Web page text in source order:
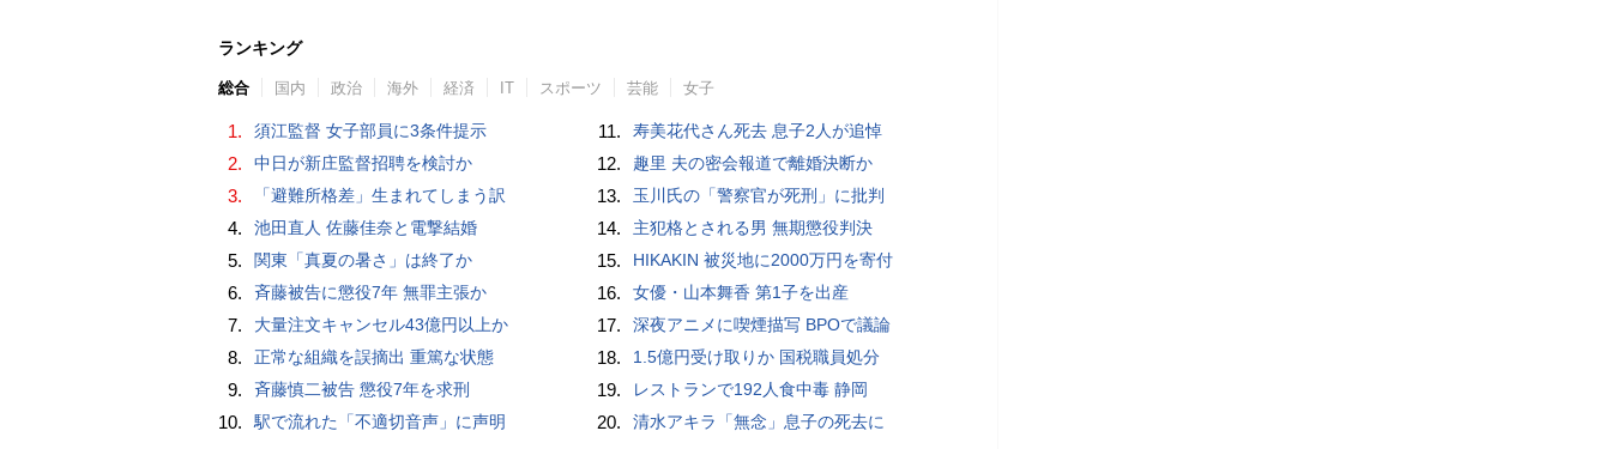
ランキング
総合 国内 政治 海外 経済 IT スポーツ 芸能 女子
1. 須江監督 女子部員に3条件提示
2. 中日が新庄監督招聘を検討か
3. 「避難所格差」生まれてしまう訳
4. 池田直人 佐藤佳奈と電撃結婚
5. 関東「真夏の暑さ」は終了か
6. 斉藤被告に懲役7年 無罪主張か
7. 大量注文キャンセル43億円以上か
8. 正常な組織を誤摘出 重篤な状態
9. 斉藤慎二被告 懲役7年を求刑
10. 駅で流れた「不適切音声」に声明
11. 寿美花代さん死去 息子2人が追悼
12. 趣里 夫の密会報道で離婚決断か
13. 玉川氏の「警察官が死刑」に批判
14. 主犯格とされる男 無期懲役判決
15. HIKAKIN 被災地に2000万円を寄付
16. 女優・山本舞香 第1子を出産
17. 深夜アニメに喫煙描写 BPOで議論
18. 1.5億円受け取りか 国税職員処分
19. レストランで192人食中毒 静岡
20. 清水アキラ「無念」息子の死去に